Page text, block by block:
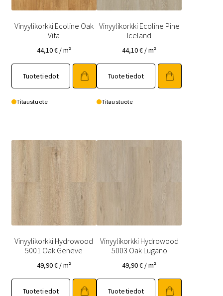
Vinyylikorkki Ecoline Oak
Vita
44,10€ / m²
Tuotetiedot
Tilaustuote
Vinyylikorkki Ecoline Pine
Iceland
44,10€ / m²
Tuotetiedot
Tilaustuote
Vinyylikorkki Hydrowood
5001 Oak Geneve
49,90€ / m²
Tuotetiedot
Vinyylikorkki Hydrowood
5003 Oak Lugano
49,90€ / m²
Tuotetiedot